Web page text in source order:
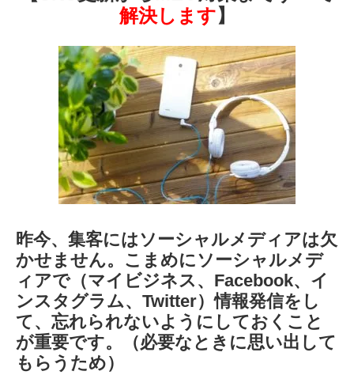
解決します】
昨今、集客にはソーシャルメディアは欠
かせません。こまめにソーシャルメデ
ィアで（マイビジネス、Facebook、イ
ンスタグラム、Twitter）情報発信をし
て、忘れられないようにしておくこと
が重要です。（必要なときに思い出して
もらうため）